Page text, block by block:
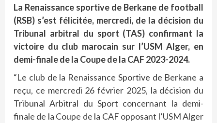
La Renaissance sportive de Berkane de football
(RSB) s’est félicitée, mercredi, de la décision du
Tribunal arbitral du sport (TAS) confirmant la
victoire du club marocain sur l’USM Alger, en
demi-finale de la Coupe de la CAF 2023-2024.
“Le club de la Renaissance Sportive de Berkane a
reçu, ce mercredi 26 février 2025, la décision du
Tribunal Arbitral du Sport concernant la demi-
finale de la Coupe de la CAF opposant l’USM Alger